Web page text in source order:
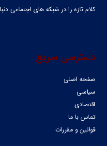
کلام تازه را در شبکه ‌های اجتماعی
دسترسی سریع
صفحه اصلی
سیاسی
اقتصادی
تماس با ما
قوانین و مقررات